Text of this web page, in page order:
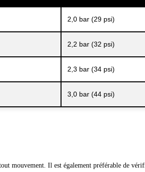
2,0 bar (29 psi)
2,2 bar (32 psi)
2,3 bar (34 psi)
3,0 bar (44 psi)
mouvement. Il est également préférable de